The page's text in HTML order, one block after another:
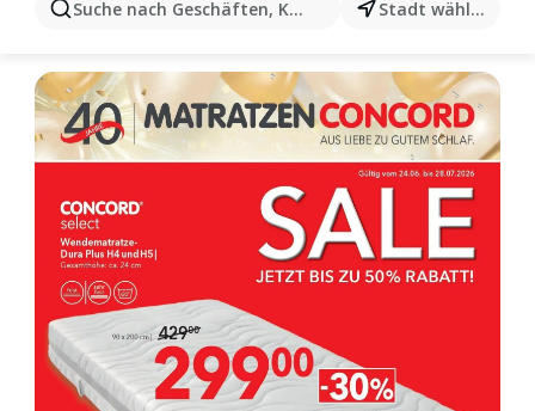
Suche nach Geschäften, Kategorien, Produkten...
Stadt wählen